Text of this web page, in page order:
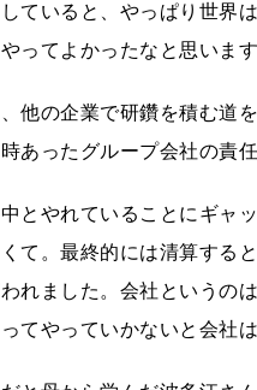
ていると、やっぱり世界
ってよかったなと思いま
他の企業で研鑽を積む道
あったグループ会社の責
とやれていることにギャ
て。最終的には清算する
れました。会社というの
てやっていかないと会社